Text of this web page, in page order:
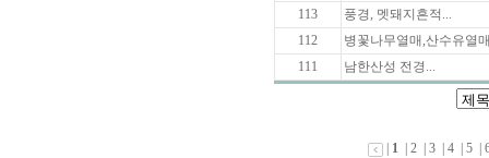
113
풍경, 멧돼지흔적...
112
병꽃나무열매,산수유열
111
남한산성 전경...
1| 2| 3| 4| 5|